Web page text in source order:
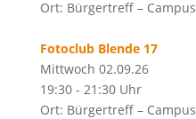
Ort: Bürgertreff – Campus
Fotoclub Blende 17
Mittwoch 02.09.26
19:30 - 21:30 Uhr
Ort: Bürgertreff – Campus